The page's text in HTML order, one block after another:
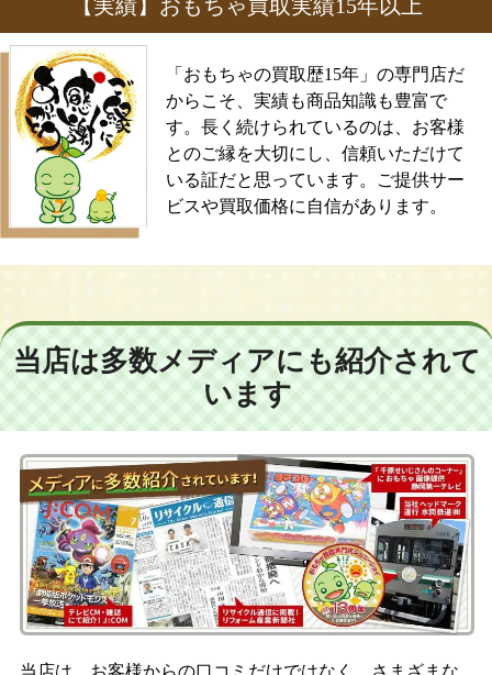
【実績】おもちゃ買取実績15年以上
「おもちゃの買取歴15年」の専門店だ
からこそ、実績も商品知識も豊富で
す。長く続けられているのは、お客様
とのご縁を大切にし、信頼いただけて
いる証だと思っています。ご提供サー
ビスや買取価格に自信があります。
当店は多数メディアにも紹介されて
います